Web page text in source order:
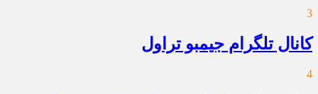
3
کانال تلگرام جیمبو تراول
4